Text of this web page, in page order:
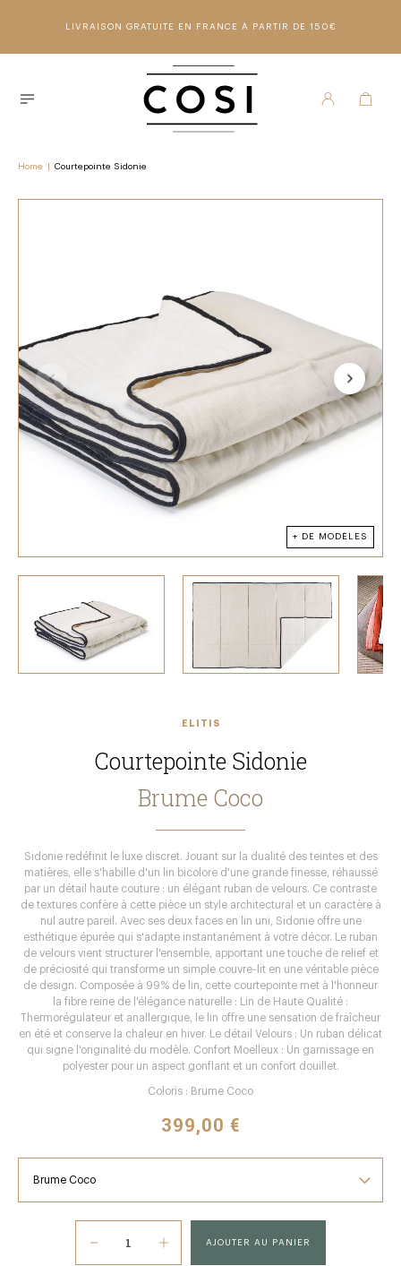
LIVRAISON GRATUITE EN FRANCE À PARTIR DE 150€
Home Courtepointe Sidonie
+ DE MODÈLES
ELITIS
Courtepointe Sidonie
Brume Coco
Sidonie redéfinit le luxe discret. Jouant sur la dualité des teintes et des
matières, elle s'habille d'un lin bicolore d'une grande finesse, réhaussé
par un détail haute couture : un élégant ruban de velours. Ce contraste
de textures confère à cette pièce un style architectural et un caractère à
nul autre pareil. Avec ses deux faces en lin uni, Sidonie offre une
esthétique épurée qui s'adapte instantanément à votre décor. Le ruban
de velours vient structurer l'ensemble, apportant une touche de relief et
de préciosité qui transforme un simple couvre-lit en une véritable pièce
de design. Composée à 99% de lin, cette courtepointe met à l'honneur
la fibre reine de l'élégance naturelle : Lin de Haute Qualité :
Thermorégulateur et anallergique, le lin offre une sensation de fraîcheur
en été et conserve la chaleur en hiver. Le détail Velours : Un ruban délicat
qui signe l'originalité du modèle. Confort Moelleux : Un garnissage en
polyester pour un aspect gonflant et un confort douillet.
Coloris : Brume Coco
399,00 €
AJOUTER AU PANIER